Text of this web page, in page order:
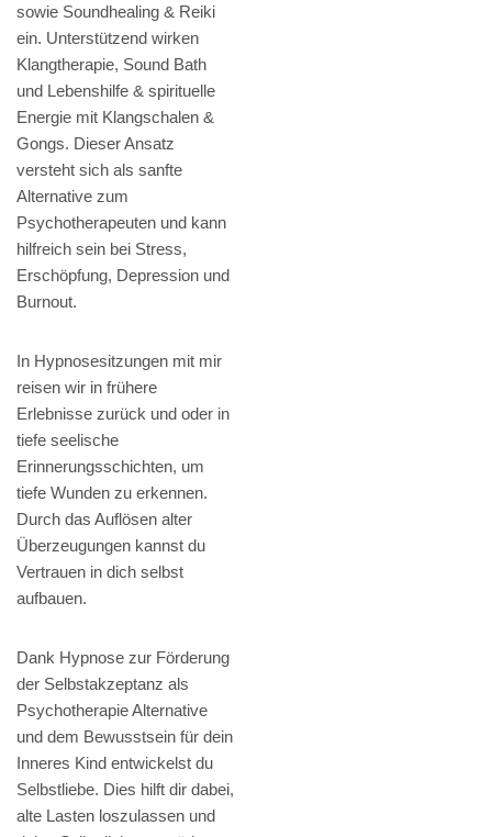
sowie Soundhealing & Reiki
ein. Unterstützend wirken
Klangtherapie, Sound Bath
und Lebenshilfe & spirituelle
Energie mit Klangschalen &
Gongs. Dieser Ansatz
versteht sich als sanfte
Alternative zum
Psychotherapeuten und kann
hilfreich sein bei Stress,
Erschöpfung, Depression und
Burnout.
In Hypnosesitzungen mit mir
reisen wir in frühere
Erlebnisse zurück und oder in
tiefe seelische
Erinnerungsschichten, um
tiefe Wunden zu erkennen.
Durch das Auflösen alter
Überzeugungen kannst du
Vertrauen in dich selbst
aufbauen.
Dank Hypnose zur Förderung
der Selbstakzeptanz als
Psychotherapie Alternative
und dem Bewusstsein für dein
Inneres Kind entwickelst du
Selbstliebe. Dies hilft dir dabei,
alte Lasten loszulassen und